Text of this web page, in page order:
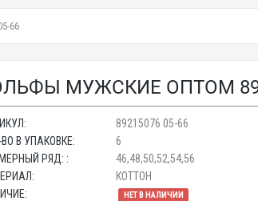
66
МУЖСКИЕ ОПТОМ
89215076 05-66
ВО В УПАКОВКЕ:
6
РЯД: :
46,48,50,52,54,56
КОТТОН
НЕТ В НАЛИЧИИ